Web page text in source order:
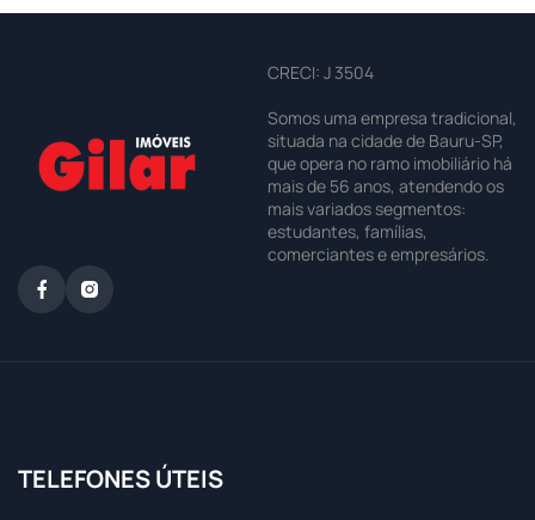
CRECI: J 3504
Somos uma empresa tradicional,
situada na cidade de Bauru-SP,
que opera no ramo imobiliário há
mais de 56 anos, atendendo os
mais variados segmentos:
estudantes, famílias,
comerciantes e empresários.
TELEFONES ÚTEIS